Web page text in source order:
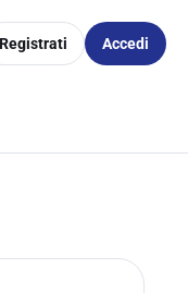
Registrati Accedi